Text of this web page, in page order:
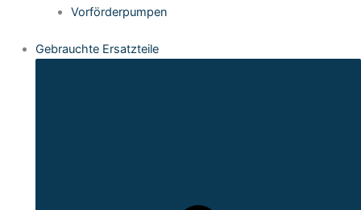
Vorförderpumpen
Gebrauchte Ersatzteile